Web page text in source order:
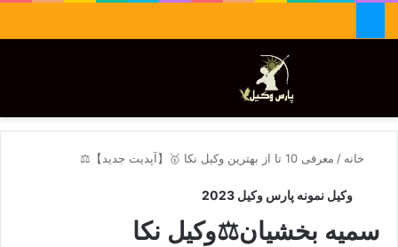
تغییر پوسته
خانه / معرفی 10 تا از بهترین وکیل نکا 🥇【آپدیت جدید】⚖️
وکیل نمونه پارس وکیل 2023
سمیه بخشیان⚖️وکیل نکا